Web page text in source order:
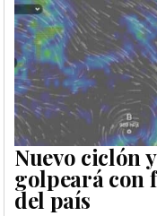
Nuevo ciclón
golpeará con
del país